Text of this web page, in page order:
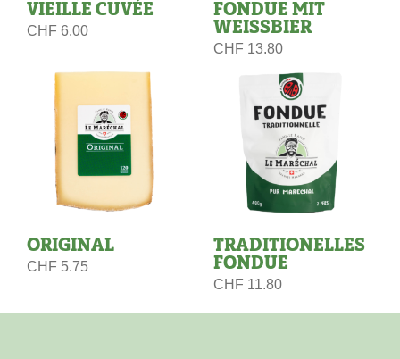
VIEILLE CUVÉE
CHF 6.00
FONDUE MIT
WEISSBIER
CHF 13.80
ORIGINAL
CHF 5.75
TRADITIONELLES
FONDUE
CHF 11.80